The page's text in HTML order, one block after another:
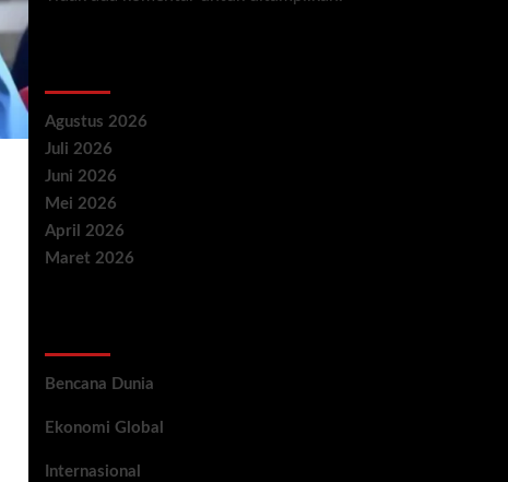
Agustus 2026
Juli 2026
Juni 2026
Mei 2026
April 2026
Maret 2026
Bencana Dunia
Ekonomi Global
Internasional